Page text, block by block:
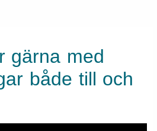
gärna med
både till och